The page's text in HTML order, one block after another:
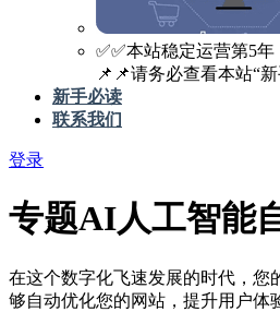
✅️✅️本站稳定运营第5
📌📌请务必查看本站“
新手必读
联系我们
登录
专题AI人工智能
在这个数字化飞速发展的时代，您
够自动优化您的网站，提升用户体